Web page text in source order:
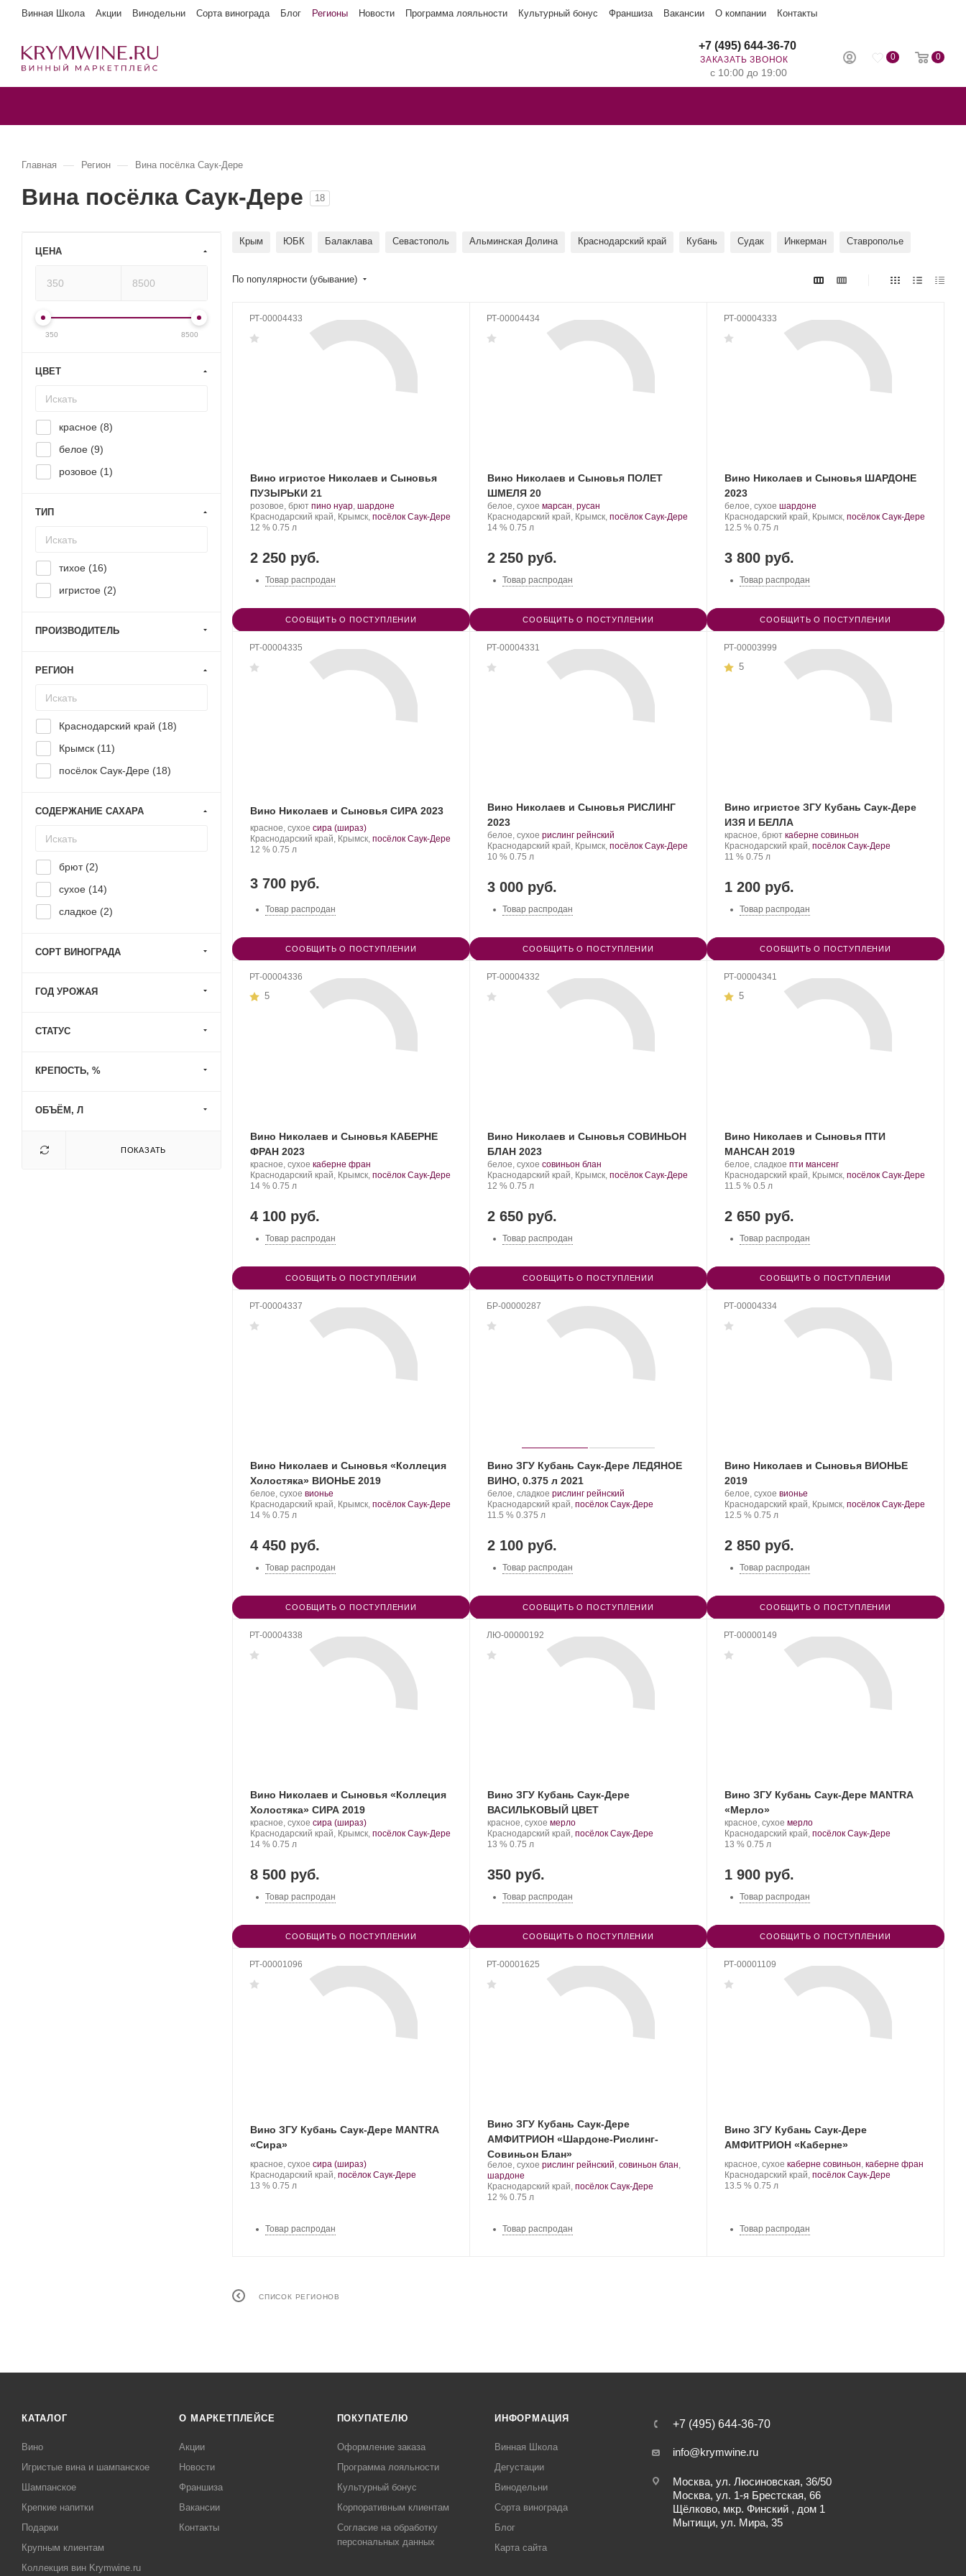
Винная Школа Акции Винодельни Сорта винограда Блог Регионы Новости Программа лояльности Культурный бонус Франшиза Вакансии О компании Контакты
0 0
+7 (495) 644-36-70
ЗАКАЗАТЬ ЗВОНОК
с 10:00 до 19:00
Главная — Регион — Вина посёлка Саук-Дере
Вина посёлка Саук-Дере 18
Крым ЮБК Балаклава Севастополь Альминская Долина Краснодарский край Кубань Судак Инкерман Ставрополье
По популярности (убывание)
РТ-00004433
Вино игристое Николаев и Сыновья
ПУЗЫРЬКИ 21
Производитель:
Николаев
и
розовое, брют .
Сорт
пино нуар, шардоне
Регион:
Краснодарский край, Крымск, посёлок Саук-Дере
Крепость
12 %. Объем
0.75 л
2 250 руб.
Товар распродан
СООБЩИТЬ О ПОСТУПЛЕНИИ
РТ-00004434
Вино Николаев и Сыновья ПОЛЕТ
ШМЕЛЯ 20
Производитель:
Николаев
и
белое, сухое .
Сорт
марсан, русан
Регион:
Краснодарский край, Крымск, посёлок Саук-Дере
Крепость
14 %. Объем
0.75 л
2 250 руб.
Товар распродан
СООБЩИТЬ О ПОСТУПЛЕНИИ
РТ-00004333
Вино Николаев и Сыновья ШАРДОНЕ
2023
Производитель:
Николаев
и
белое, сухое .
Сорт
шардоне
Регион:
Краснодарский край, Крымск, посёлок Саук-Дере
Крепость
12.5 %. Объем
0.75 л
3 800 руб.
Товар распродан
СООБЩИТЬ О ПОСТУПЛЕНИИ
РТ-00004335
Вино Николаев и Сыновья СИРА 2023
Производитель:
Николаев
и
красное, сухое .
Сорт
сира (шираз).
Регион:
Краснодарский край, Крымск, посёлок Саук-Дере
Крепость
12 %. Объем
0.75 л
3 700 руб.
Товар распродан
СООБЩИТЬ О ПОСТУПЛЕНИИ
РТ-00004331
Вино Николаев и Сыновья РИСЛИНГ
2023
Производитель:
Николаев
и
белое, сухое .
Сорт
рислинг рейнский
Регион:
Краснодарский край, Крымск, посёлок Саук-Дере
Крепость
10 %. Объем
0.75 л
3 000 руб.
Товар распродан
СООБЩИТЬ О ПОСТУПЛЕНИИ
РТ-00003999
5
Вино игристое ЗГУ Кубань Саук-Дере
ИЗЯ И БЕЛЛА
Производитель:
Саук-
Дере.
красное, брют .
Сорт
каберне совиньон
Регион:
Краснодарский край, посёлок Саук-Дере
Крепость
11 %. Объем
0.75 л
1 200 руб.
Товар распродан
СООБЩИТЬ О ПОСТУПЛЕНИИ
РТ-00004336
5
Вино Николаев и Сыновья КАБЕРНЕ
ФРАН 2023
Производитель:
Николаев
и
красное, сухое .
Сорт
каберне фран
Регион:
Краснодарский край, Крымск, посёлок Саук-Дере
Крепость
14 %. Объем
0.75 л
4 100 руб.
Товар распродан
СООБЩИТЬ О ПОСТУПЛЕНИИ
РТ-00004332
Вино Николаев и Сыновья СОВИНЬОН
БЛАН 2023
Производитель:
Николаев
и
белое, сухое .
Сорт
совиньон блан
Регион:
Краснодарский край, Крымск, посёлок Саук-Дере
Крепость
12 %. Объем
0.75 л
2 650 руб.
Товар распродан
СООБЩИТЬ О ПОСТУПЛЕНИИ
РТ-00004341
5
Вино Николаев и Сыновья ПТИ
МАНСАН 2019
Производитель:
Николаев
и
белое, сладкое .
Сорт
пти мансенг.
Регион:
Краснодарский край, Крымск, посёлок Саук-Дере
Крепость
11.5 %. Объем
0.5 л
2 650 руб.
Товар распродан
СООБЩИТЬ О ПОСТУПЛЕНИИ
РТ-00004337
Вино Николаев и Сыновья «Коллеция
Холостяка» ВИОНЬЕ 2019
Производитель:
Николаев
и
белое, сухое .
Сорт
вионье
Регион:
Краснодарский край, Крымск, посёлок Саук-Дере
Крепость
14 %. Объем
0.75 л
4 450 руб.
Товар распродан
СООБЩИТЬ О ПОСТУПЛЕНИИ
БР-00000287
Вино ЗГУ Кубань Саук-Дере ЛЕДЯНОЕ
ВИНО, 0.375 л 2021
Производитель:
Саук-
Дере.
белое, сладкое .
Сорт
рислинг рейнский
Регион:
Краснодарский край, посёлок Саук-Дере
Крепость
11.5 %. Объем
0.375 л
2 100 руб.
Товар распродан
СООБЩИТЬ О ПОСТУПЛЕНИИ
РТ-00004334
Вино Николаев и Сыновья ВИОНЬЕ
2019
Производитель:
Николаев
и
белое, сухое .
Сорт
вионье
Регион:
Краснодарский край, Крымск, посёлок Саук-Дере
Крепость
12.5 %. Объем
0.75 л
2 850 руб.
Товар распродан
СООБЩИТЬ О ПОСТУПЛЕНИИ
РТ-00004338
Вино Николаев и Сыновья «Коллеция
Холостяка» СИРА 2019
Производитель:
Николаев
и
красное, сухое .
Сорт
сира (шираз).
Регион:
Краснодарский край, Крымск, посёлок Саук-Дере
Крепость
14 %. Объем
0.75 л
8 500 руб.
Товар распродан
СООБЩИТЬ О ПОСТУПЛЕНИИ
ЛЮ-00000192
Вино ЗГУ Кубань Саук-Дере
ВАСИЛЬКОВЫЙ ЦВЕТ
Производитель:
Саук-
Дере.
красное, сухое .
Сорт
мерло.
Регион:
Краснодарский край, посёлок Саук-Дере
Крепость
13 %. Объем
0.75 л
350 руб.
Товар распродан
СООБЩИТЬ О ПОСТУПЛЕНИИ
РТ-00000149
Вино ЗГУ Кубань Саук-Дере MANTRA
«Мерло»
Производитель:
Саук-
Дере.
красное, сухое .
Сорт
мерло.
Регион:
Краснодарский край, посёлок Саук-Дере
Крепость
13 %. Объем
0.75 л
1 900 руб.
Товар распродан
СООБЩИТЬ О ПОСТУПЛЕНИИ
РТ-00001096
Вино ЗГУ Кубань Саук-Дере MANTRA
«Сира»
Производитель:
Саук-
Дере.
красное, сухое .
Сорт
сира (шираз).
Регион:
Краснодарский край, посёлок Саук-Дере
Крепость
13 %. Объем
0.75 л
Товар распродан
РТ-00001625
Вино ЗГУ Кубань Саук-Дере
АМФИТРИОН «Шардоне-Рислинг-
Совиньон Блан»
Производитель:
Саук-
Дере.
белое, сухое .
винограда:
рислинг рейнский, совиньон блан,
шардоне
Регион:
Краснодарский край, посёлок Саук-Дере
Крепость
12 %. Объем
0.75 л
Товар распродан
РТ-00001109
Вино ЗГУ Кубань Саук-Дере
АМФИТРИОН «Каберне»
Производитель:
Саук-
Дере.
красное, сухое .
Сорт
каберне совиньон каберне фран
Регион:
Краснодарский край, посёлок Саук-Дере
Крепость
13.5 %. Объем
0.75 л
Товар распродан
СПИСОК РЕГИОНОВ
ЦЕНА
350 8500
ЦВЕТ
красное (8)
белое (9)
розовое (1)
ТИП
тихое (16)
игристое (2)
ПРОИЗВОДИТЕЛЬ
РЕГИОН
Краснодарский край (18)
Крымск (11)
посёлок Саук-Дере (18)
СОДЕРЖАНИЕ САХАРА
брют (2)
сухое (14)
сладкое (2)
СОРТ ВИНОГРАДА
ГОД УРОЖАЯ
СТАТУС
КРЕПОСТЬ, %
ОБЪЁМ, Л
ПОКАЗАТЬ
КАТАЛОГ
Вино
Игристые вина и шампанское
Шампанское
Крепкие напитки
Подарки
Крупным клиентам
Коллекция вин Krymwine.ru
О МАРКЕТПЛЕЙСЕ
Акции
Новости
Франшиза
Вакансии
Контакты
ПОКУПАТЕЛЮ
Оформление заказа
Программа лояльности
Культурный бонус
Корпоративным клиентам
Согласие на обработку
персональных данных
ИНФОРМАЦИЯ
Винная Школа
Дегустации
Винодельни
Сорта винограда
Блог
Карта сайта
+7 (495) 644-36-70
info@krymwine.ru
Москва, ул. Люсиновская, 36/50
Москва, ул. 1-я Брестская, 66
Щёлково, мкр. Финский , дом 1
Мытищи, ул. Мира, 35